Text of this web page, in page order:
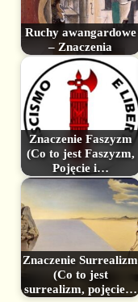
Ruchy awangardowe
– Znaczenia
Znaczenie Faszyzm
(Co to jest Faszyzm,
Pojęcie i…
Znaczenie Surrealizm
(Co to jest
surrealizm, pojęcie…